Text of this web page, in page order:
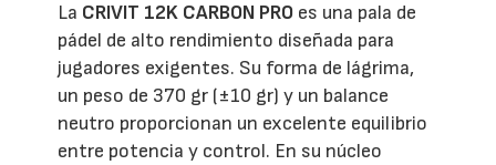
La CRIVIT 12K CARBON PRO es una pala de
pádel de alto rendimiento diseñada para
jugadores exigentes. Su forma de lágrima,
un peso de 370 gr (±10 gr) y un balance
neutro proporcionan un excelente equilibrio
entre potencia y control. En su núcleo